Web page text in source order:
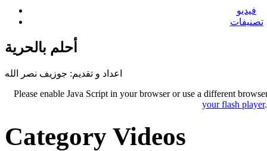
فيديو
تصنيفات
أحلم بالحرية
اعداد و تقديم: جوزيف نصر الله
Please enable Java Script in your browser or use a different
your flash player.
Category Videos